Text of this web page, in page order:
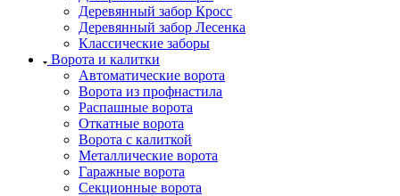
Деревянный забор Кросс
Деревянный забор Лесенка
Классические заборы
Ворота и калитки
Автоматические ворота
Ворота из профнастила
Распашные ворота
Откатные ворота
Ворота с калиткой
Металлические ворота
Гаражные ворота
Секционные ворота